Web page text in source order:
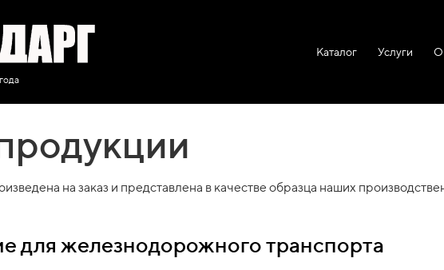
Каталог Услуги О
на заказ и представлена в качестве образца наших
для железнодорожного транспорта